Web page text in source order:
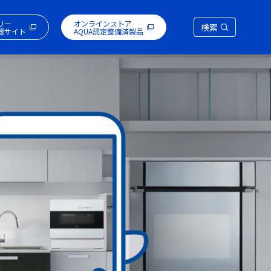
ー
サイト
オンラインストア
AQUA認定整備済製品 検索